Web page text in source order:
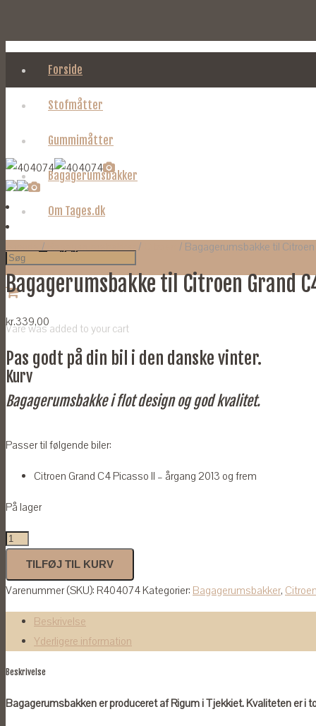
Forside
Stofmåtter
Gummimåtter
Bagagerumsbakker
Om Tages.dk
Varewas added to your cart
Kurv
Forside/Bagagerumsbakker/ / Bagagerumsbakke til
Bagagerumsbakke til Citroen Grand
kr.339,00
Pas godt på din bil i den danske vinter.
Bagagerumsbakke i flot design og god kvalitet.
Passer til følgende biler:
Citroen Grand C4 Picasso II – årgang 2013 og frem
På lager
Bagagerumsbakke
Citroen
Grand
C4
Picasso
II
2013-
antal
TILFØJ TIL KURV
Varenummer (SKU): R404074Kategorier: Bagagerumsbakker,
Beskrivelse
Yderligere information
Beskrivelse
Bagagerumsbakken er produceret af Rigum i Tjekkiet. Kvaliteten er i